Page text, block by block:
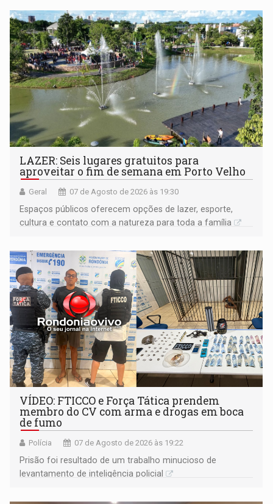
LAZER: Seis lugares gratuitos para
aproveitar o fim de semana em Porto Velho
Geral 07 de Agosto de 2026 às 19:30
Espaços públicos oferecem opções de lazer, esporte,
cultura e contato com a natureza para toda a família
VÍDEO: FTICCO e Força Tática prendem
membro do CV com arma e drogas em boca
de fumo
Polícia 07 de Agosto de 2026 às 19:22
Prisão foi resultado de um trabalho minucioso de
levantamento de inteligência policial